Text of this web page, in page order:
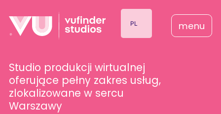
PL
EN
menu
Studio produkcji wirtualnej
oferujące pełny zakres usług,
zlokalizowane w sercu
Warszawy